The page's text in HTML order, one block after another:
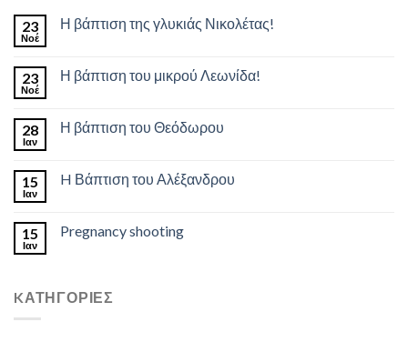
23
Νοέ
Η βάπτιση της γλυκιάς Νικολέτας!
23
Νοέ
Η βάπτιση του μικρού Λεωνίδα!
28
Ιαν
Η βάπτιση του Θεόδωρου
15
Ιαν
H Βάπτιση του Αλέξανδρου
15
Ιαν
Pregnancy shooting
KΑΤΗΓΟΡΊΕΣ